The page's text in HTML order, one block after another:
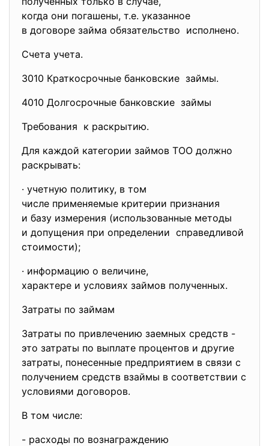
когда они погашены, т.е. указанное
в договоре займа обязательство исполнено.
Счета учета.
3010 Краткосрочные банковские займы.
4010 Долгосрочные банковские займы
Требования к раскрытию.
Для каждой категории займов ТОО должно
раскрывать:
· учетную политику, в том
числе применяемые критерии признания
и базу измерения (использованные методы
и допущения при определении справедливой
стоимости);
· информацию о величине,
характере и условиях займов полученных.
Затраты по займам
Затраты по привлечению заемных средств -
это затраты по выплате процентов и другие
затраты, понесенные предприятием в связи с
получением средств взаймы в соответствии с
условиями договоров.
В том числе:
- расходы по вознаграждению